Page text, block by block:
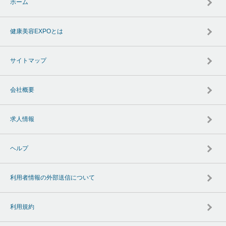
ホーム
健康美容EXPOとは
サイトマップ
会社概要
求人情報
ヘルプ
利用者情報の外部送信について
利用規約